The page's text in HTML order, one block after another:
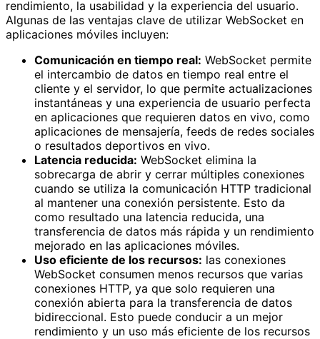
rendimiento, la usabilidad y la experiencia del usuario.
Algunas de las ventajas clave de utilizar WebSocket en
aplicaciones móviles incluyen:
Comunicación en tiempo real: WebSocket permite
el intercambio de datos en tiempo real entre el
cliente y el servidor, lo que permite actualizaciones
instantáneas y una experiencia de usuario perfecta
en aplicaciones que requieren datos en vivo, como
aplicaciones de mensajería, feeds de redes sociales
o resultados deportivos en vivo.
Latencia reducida: WebSocket elimina la
sobrecarga de abrir y cerrar múltiples conexiones
cuando se utiliza la comunicación HTTP tradicional
al mantener una conexión persistente. Esto da
como resultado una latencia reducida, una
transferencia de datos más rápida y un rendimiento
mejorado en las aplicaciones móviles.
Uso eficiente de los recursos: las conexiones
WebSocket consumen menos recursos que varias
conexiones HTTP, ya que solo requieren una
conexión abierta para la transferencia de datos
bidireccional. Esto puede conducir a un mejor
rendimiento y un uso más eficiente de los recursos